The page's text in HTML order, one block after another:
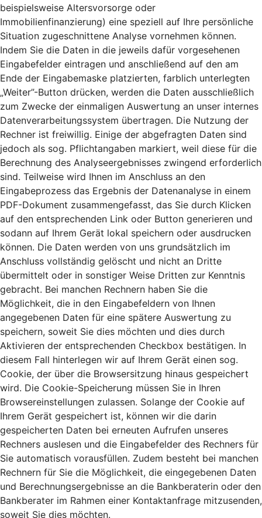
beispielsweise Altersvorsorge oder
Immobilienfinanzierung) eine speziell auf Ihre persönliche
Situation zugeschnittene Analyse vornehmen können.
Indem Sie die Daten in die jeweils dafür vorgesehenen
Eingabefelder eintragen und anschließend auf den am
Ende der Eingabemaske platzierten, farblich unterlegten
„Weiter”-Button drücken, werden die Daten ausschließlich
zum Zwecke der einmaligen Auswertung an unser internes
Datenverarbeitungssystem übertragen. Die Nutzung der
Rechner ist freiwillig. Einige der abgefragten Daten sind
jedoch als sog. Pflichtangaben markiert, weil diese für die
Berechnung des Analyseergebnisses zwingend erforderlich
sind. Teilweise wird Ihnen im Anschluss an den
Eingabeprozess das Ergebnis der Datenanalyse in einem
PDF-Dokument zusammengefasst, das Sie durch Klicken
auf den entsprechenden Link oder Button generieren und
sodann auf Ihrem Gerät lokal speichern oder ausdrucken
können. Die Daten werden von uns grundsätzlich im
Anschluss vollständig gelöscht und nicht an Dritte
übermittelt oder in sonstiger Weise Dritten zur Kenntnis
gebracht. Bei manchen Rechnern haben Sie die
Möglichkeit, die in den Eingabefeldern von Ihnen
angegebenen Daten für eine spätere Auswertung zu
speichern, soweit Sie dies möchten und dies durch
Aktivieren der entsprechenden Checkbox bestätigen. In
diesem Fall hinterlegen wir auf Ihrem Gerät einen sog.
Cookie, der über die Browsersitzung hinaus gespeichert
wird. Die Cookie-Speicherung müssen Sie in Ihren
Browsereinstellungen zulassen. Solange der Cookie auf
Ihrem Gerät gespeichert ist, können wir die darin
gespeicherten Daten bei erneuten Aufrufen unseres
Rechners auslesen und die Eingabefelder des Rechners für
Sie automatisch vorausfüllen. Zudem besteht bei manchen
Rechnern für Sie die Möglichkeit, die eingegebenen Daten
und Berechnungsergebnisse an die Bankberaterin oder den
Bankberater im Rahmen einer Kontaktanfrage mitzusenden,
soweit Sie dies möchten.